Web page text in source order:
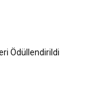
Ödüllendirildi